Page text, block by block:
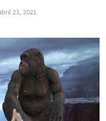
23, 2021